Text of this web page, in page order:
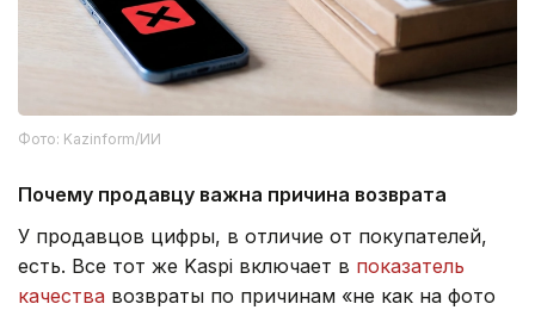
Фото: Kazinform/ИИ
Почему продавцу важна причина возврата
У продавцов цифры, в отличие от покупателей,
есть. Все тот же Kaspi включает в показатель
качества возвраты по причинам «не как на фото